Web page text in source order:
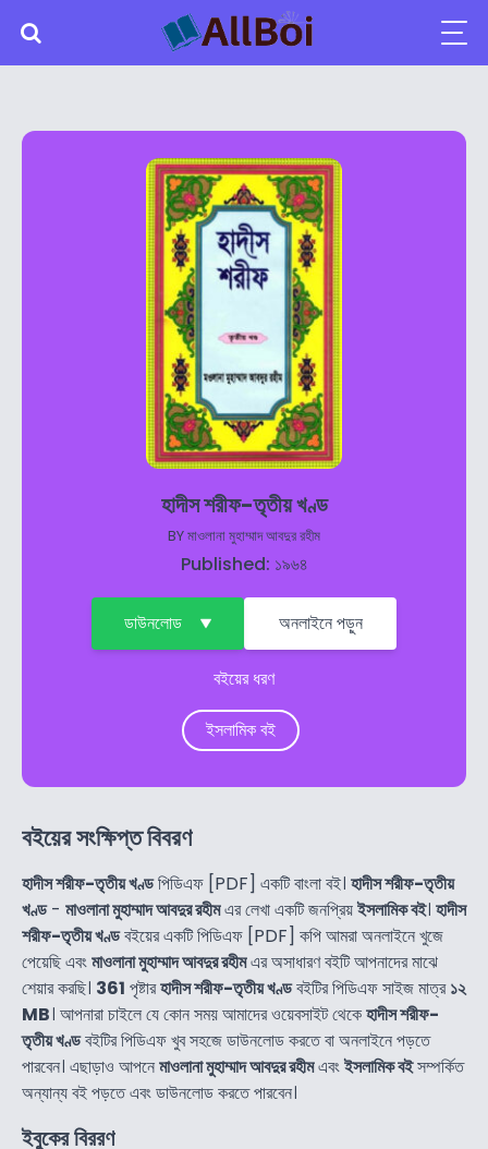
হাদীস শরীফ-তৃতীয় খণ্ড
BYমাওলানা মুহাম্মাদ আবদুর রহীম
Published: ১৯৬৪
ডাউনলোড অনলাইনে পড়ুন
বইয়ের ধরণ
ইসলামিক বই
বইয়ের সংক্ষিপ্ত বিবরণ
হাদীস শরীফ-তৃতীয় খণ্ডপিডিএফ [PDF] একটি বাংলা বই। হাদীস শরীফ-তৃতীয়
খণ্ড- মাওলানা মুহাম্মাদ আবদুর রহীমএর লেখা একটি জনপ্রিয়ইসলামিক বই। হাদীস
শরীফ-তৃতীয় খণ্ডবইয়ের একটি পিডিএফ [PDF] কপি আমরা অনলাইনে খুজে
পেয়েছি এবংমাওলানা মুহাম্মাদ আবদুর রহীমএর অসাধারণ বইটি আপনাদের মাঝে
শেয়ার করছি। 361 পৃষ্টারহাদীস শরীফ-তৃতীয় খণ্ডবইটির পিডিএফ সাইজ মাত্র১২
MB। আপনারা চাইলে যে কোন সময় আমাদের ওয়েবসাইট থেকেহাদীস শরীফ-
তৃতীয় খণ্ডবইটির পিডিএফ খুব সহজে ডাউনলোড করতে বা অনলাইনে পড়তে
পারবেন। এছাড়াও আপনেমাওলানা মুহাম্মাদ আবদুর রহীমএবংইসলামিক বইসম্পর্কিত
অন্যান্য বই পড়তে এবং ডাউনলোড করতে পারবেন।
ইবুকের বিররণ